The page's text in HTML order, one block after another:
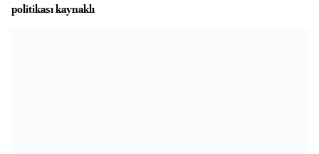
politikası kaynaklı